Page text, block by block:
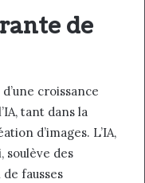
de
croissance
tant dans la
d’images. L’IA,
soulève des
fausses